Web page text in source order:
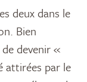
deux dans le
Bien
de devenir «
attirées par le